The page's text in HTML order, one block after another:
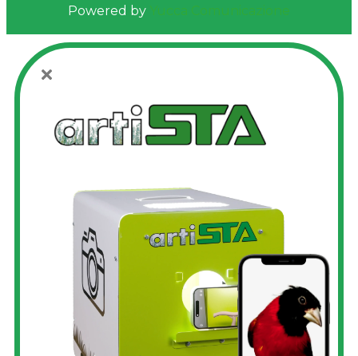
Powered by Yucca Comunicazione